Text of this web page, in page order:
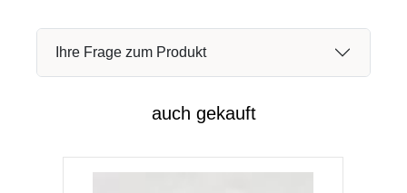
Ihre Frage zum Produkt
auch gekauft